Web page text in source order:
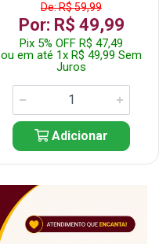
De: R$ 59,99
Por: R$ 49,99
Pix 5% OFF R$ 47,49
ou em até 1x R$ 49,99 Sem
Juros
Adicionar